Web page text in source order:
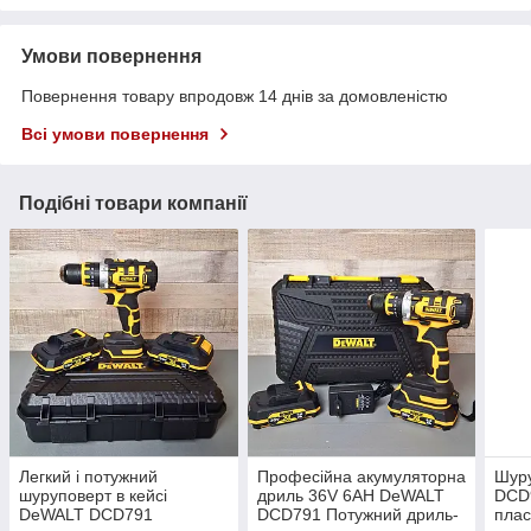
Умови повернення
Повернення товару впродовж 14 днів за домовленістю
Всі умови повернення
Подібні товари компанії
Легкий і потужний
шуруповерт в кейсі
DeWALT DCD791
Професійна акумуляторна
дриль 36V 6AH DeWALT
DCD791 Потужний дриль-